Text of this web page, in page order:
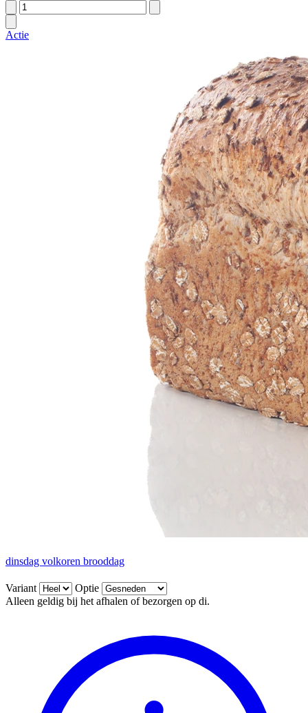
Actie
dinsdag volkoren brooddag
Variant
Optie
Alleen geldig bij het afhalen of bezorgen op di.